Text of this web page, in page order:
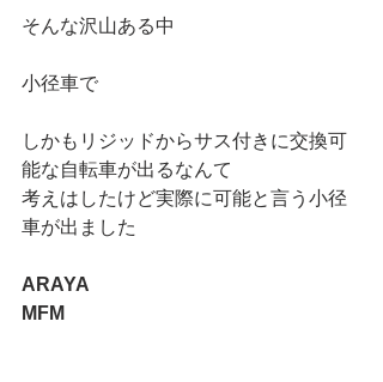
そんな沢山ある中
小径車で
しかもリジッドからサス付きに交換可
能な自転車が出るなんて
考えはしたけど実際に可能と言う小径
車が出ました
ARAYA
MFM